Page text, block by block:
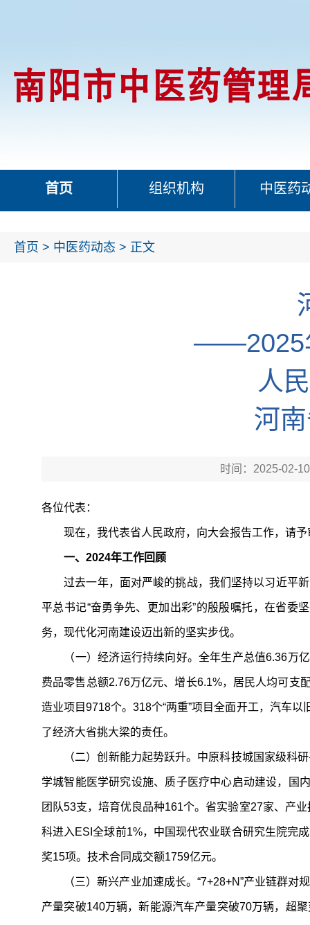
首页 组织机构 中医药
首页 > 中医药动态 > 正文
——2025
人
河
时间：2025-02-10
各位代表：
现在，我代表省人民政府，向大会报告工作，请予
一、2024年工作回顾
过去一年，面对严峻的挑战，我们坚持以习近平新
平总书记“奋勇争先、更加出彩”的殷殷嘱托，在省委
务，现代化河南建设迈出新的坚实步伐。
（一）经济运行持续向好。全年生产总值6.36万亿
费品零售总额2.76万亿元、增长6.1%，居民人均可支
造业项目9718个。318个“两重”项目全面开工，汽车
了经济大省挑大梁的责任。
（二）创新能力起势跃升。中原科技城国家级科研
学城智能医学研究设施、质子医疗中心启动建设，国
团队53支，培育优良品种161个。省实验室27家、产
科进入ESI全球前1%，中国现代农业联合研究生院完
奖15项。技术合同成交额1759亿元。
（三）新兴产业加速成长。“7+28+N”产业链群对
产量突破140万辆，新能源汽车产量突破70万辆，超